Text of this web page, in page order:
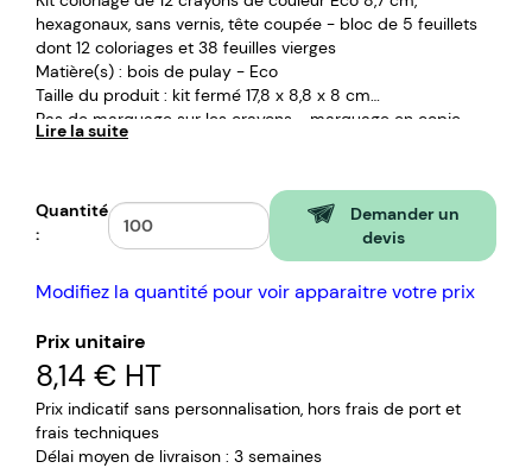
hexagonaux, sans vernis, tête coupée - bloc de 5 feuillets
dont 12 coloriages et 38 feuilles vierges
Matière(s) : bois de pulay - Eco
Taille du produit : kit fermé 17,8 x 8,8 x 8 cm
Pas de marquage sur les crayons - marquage en copie
laser sur la surface totale de l'étui
Lire la suite
Quantité
:
Demander un
devis
Modifiez la quantité pour voir apparaitre votre prix
Prix unitaire
8,14 € HT
Prix indicatif sans personnalisation, hors frais de port et
frais techniques
Délai moyen de livraison : 3 semaines